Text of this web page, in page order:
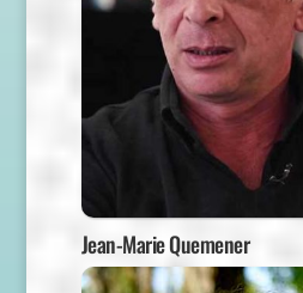
Jean-Marie Quemener